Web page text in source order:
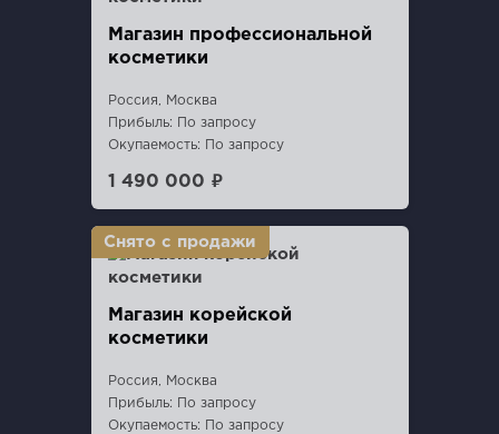
Магазин профессиональной
косметики
Россия, Москва
Прибыль: По запросу
Окупаемость: По запросу
1 490 000 ₽
Магазин корейской
косметики
Россия, Москва
Прибыль: По запросу
Окупаемость: По запросу